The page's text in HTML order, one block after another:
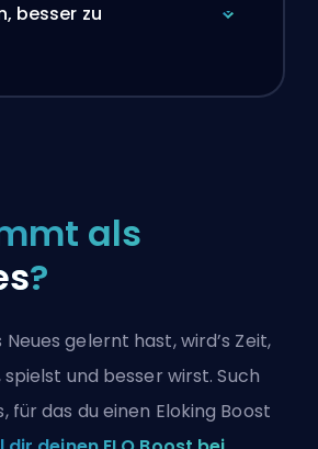
besser zu
als
?
gelernt hast, wird’s Zeit,
und besser wirst. Such
für das du einen Eloking Boost